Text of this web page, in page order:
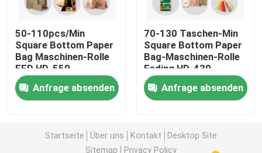
Heim
50-110pcs/Min
Square Bottom Paper
Bag Maschinen-Rolle
FED HD-550
Anfrage absenden
70-130 Taschen-Min
Square Bottom Paper
Bag-Maschinen-Rolle
Feding HD-430
Anfrage absenden
Startseite Über uns Kontakt
Desktop Site
Sitemap
Privacy Policy